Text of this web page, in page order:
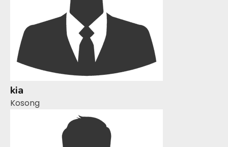
kia
Kosong